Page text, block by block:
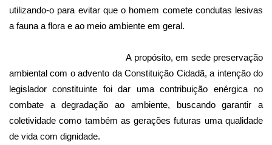
utilizando-o para evitar que o homem comete condutas lesivas
a fauna a flora e ao meio ambiente em geral.
A propósito, em sede preservação
ambiental com o advento da Constituição Cidadã, a intenção do
legislador constituinte foi dar uma contribuição enérgica no
combate a degradação ao ambiente, buscando garantir a
coletividade como também as gerações futuras uma qualidade
de vida com dignidade.